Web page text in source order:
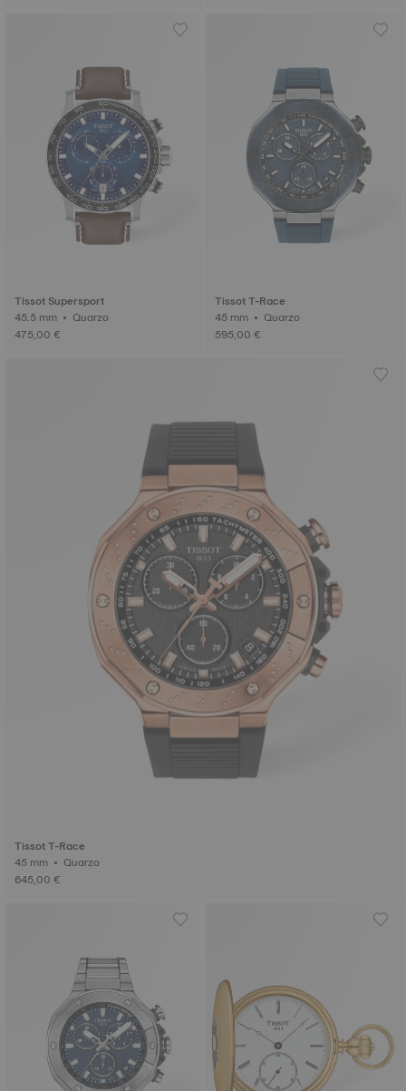
Tissot Supersport
45.5 mm • Quarzo
475,00 €
Tissot T-Race
45 mm • Quarzo
595,00 €
Tissot T-Race
45 mm • Quarzo
645,00 €